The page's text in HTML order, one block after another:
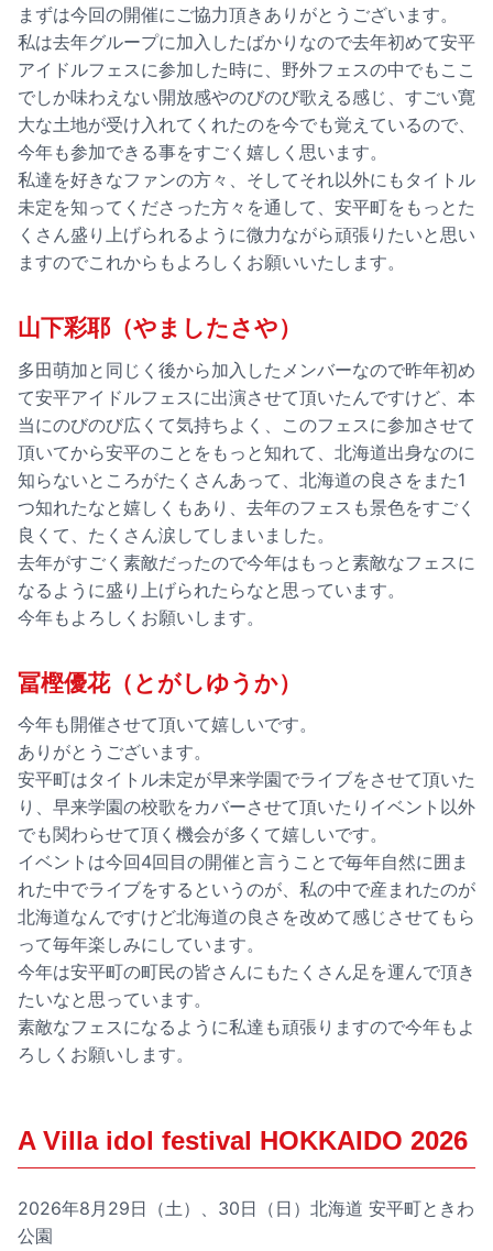
まずは今回の開催にご協力頂きありがとうございます。
私は去年グループに加入したばかりなので去年初めて安平
アイドルフェスに参加した時に、野外フェスの中でもここ
でしか味わえない開放感やのびのび歌える感じ、すごい寛
大な土地が受け入れてくれたのを今でも覚えているので、
今年も参加できる事をすごく嬉しく思います。
私達を好きなファンの方々、そしてそれ以外にもタイトル
未定を知ってくださった方々を通して、安平町をもっとた
くさん盛り上げられるように微力ながら頑張りたいと思い
ますのでこれからもよろしくお願いいたします。
山下彩耶（やましたさや）
多田萌加と同じく後から加入したメンバーなので昨年初め
て安平アイドルフェスに出演させて頂いたんですけど、本
当にのびのび広くて気持ちよく、このフェスに参加させて
頂いてから安平のことをもっと知れて、北海道出身なのに
知らないところがたくさんあって、北海道の良さをまた1
つ知れたなと嬉しくもあり、去年のフェスも景色をすごく
良くて、たくさん涙してしまいました。
去年がすごく素敵だったので今年はもっと素敵なフェスに
なるように盛り上げられたらなと思っています。
今年もよろしくお願いします。
冨樫優花（とがしゆうか）
今年も開催させて頂いて嬉しいです。
ありがとうございます。
安平町はタイトル未定が早来学園でライブをさせて頂いた
り、早来学園の校歌をカバーさせて頂いたりイベント以外
でも関わらせて頂く機会が多くて嬉しいです。
イベントは今回4回目の開催と言うことで毎年自然に囲ま
れた中でライブをするというのが、私の中で産まれたのが
北海道なんですけど北海道の良さを改めて感じさせてもら
って毎年楽しみにしています。
今年は安平町の町民の皆さんにもたくさん足を運んで頂き
たいなと思っています。
素敵なフェスになるように私達も頑張りますので今年もよ
ろしくお願いします。
A Villa idol festival HOKKAIDO 2026
2026年8月29日（土）、30日（日）北海道 安平町ときわ
公園